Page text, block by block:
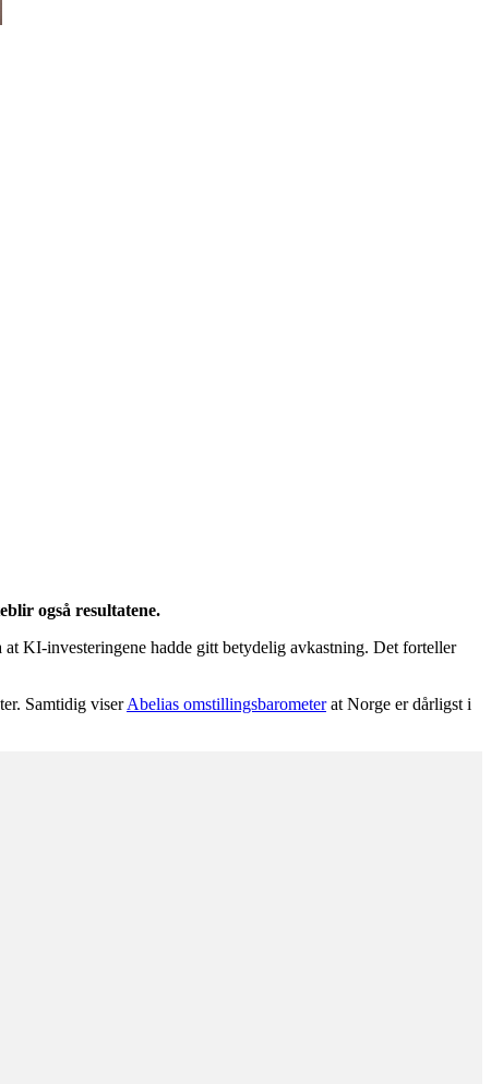
også resultatene.
KI-investeringene hadde gitt betydelig avkastning. Det forteller
Samtidig viserAbelias omstillingsbarometerat Norge er dårligst i